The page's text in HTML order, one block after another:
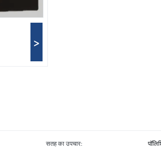
>
सतह का उपचार: